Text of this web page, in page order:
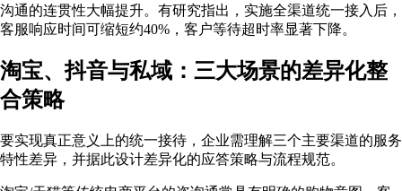
沟通的连贯性大幅提升。有研究指出，实施全渠道统一接入后，
客服响应时间可缩短约40%，客户等待超时率显著下降。
淘宝、抖音与私域：三大场景的差异化整
合策略
要实现真正意义上的统一接待，企业需理解三个主要渠道的服务
特性差异，并据此设计差异化的应答策略与流程规范。